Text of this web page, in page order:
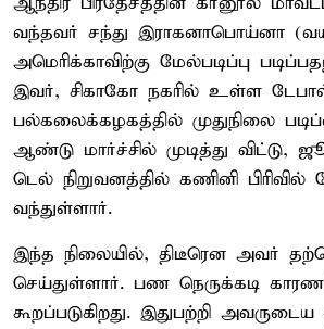
வந்தவர் சந்து இராகனாபொய்னா
அமெரிக்காவிற்கு மேல்படிப்பு
இவர், சிகாகோ நகரில் உள்ள
பல்கலைக்கழகத்தில் முதுநிலை
ஆண்டு மார்ச்சில் முடித்து விட்டு,
டெல் நிறுவனத்தில் கணினி
வந்துள்ளார்.
இந்த நிலையில், திடீரென அவர்
செய்துள்ளார். பண நெருக்கடி
கூறப்படுகிறது. இதுபற்றி